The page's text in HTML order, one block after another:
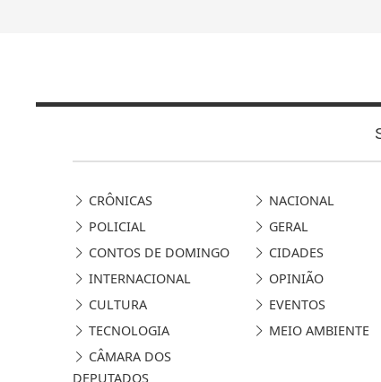
CRÔNICAS NACIONAL
POLICIAL
GERAL
CONTOS DE DOMINGO
CIDADES
INTERNACIONAL
OPINIÃO
CULTURA
EVENTOS
TECNOLOGIA
MEIO AMBIENTE
CÂMARA DOS
DEPUTADOS